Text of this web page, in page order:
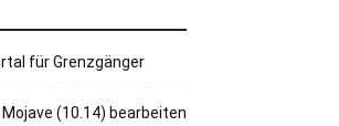
für Grenzgänger
(10.14) bearbeiten